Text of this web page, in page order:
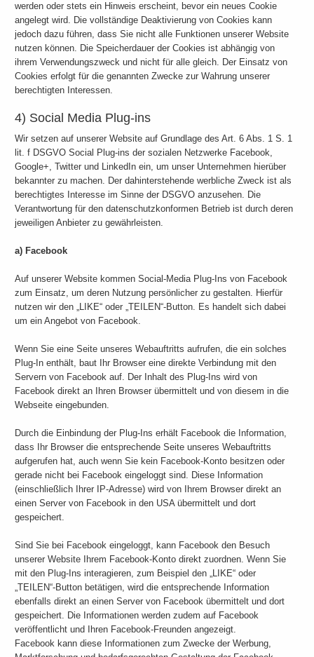
werden oder stets ein Hinweis erscheint, bevor ein neues Cookie
angelegt wird. Die vollständige Deaktivierung von Cookies kann
jedoch dazu führen, dass Sie nicht alle Funktionen unserer Website
nutzen können. Die Speicherdauer der Cookies ist abhängig von
ihrem Verwendungszweck und nicht für alle gleich. Der Einsatz von
Cookies erfolgt für die genannten Zwecke zur Wahrung unserer
berechtigten Interessen.
4) Social Media Plug-ins
Wir setzen auf unserer Website auf Grundlage des Art. 6 Abs. 1 S. 1
lit. f DSGVO Social Plug-ins der sozialen Netzwerke Facebook,
Google+, Twitter und LinkedIn ein, um unser Unternehmen hierüber
bekannter zu machen. Der dahinterstehende werbliche Zweck ist als
berechtigtes Interesse im Sinne der DSGVO anzusehen. Die
Verantwortung für den datenschutzkonformen Betrieb ist durch deren
jeweiligen Anbieter zu gewährleisten.
a) Facebook
Auf unserer Website kommen Social-Media Plug-Ins von Facebook
zum Einsatz, um deren Nutzung persönlicher zu gestalten. Hierfür
nutzen wir den „LIKE“ oder „TEILEN“-Button. Es handelt sich dabei
um ein Angebot von Facebook.
Wenn Sie eine Seite unseres Webauftritts aufrufen, die ein solches
Plug-In enthält, baut Ihr Browser eine direkte Verbindung mit den
Servern von Facebook auf. Der Inhalt des Plug-Ins wird von
Facebook direkt an Ihren Browser übermittelt und von diesem in die
Webseite eingebunden.
Durch die Einbindung der Plug-Ins erhält Facebook die Information,
dass Ihr Browser die entsprechende Seite unseres Webauftritts
aufgerufen hat, auch wenn Sie kein Facebook-Konto besitzen oder
gerade nicht bei Facebook eingeloggt sind. Diese Information
(einschließlich Ihrer IP-Adresse) wird von Ihrem Browser direkt an
einen Server von Facebook in den USA übermittelt und dort
gespeichert.
Sind Sie bei Facebook eingeloggt, kann Facebook den Besuch
unserer Website Ihrem Facebook-Konto direkt zuordnen. Wenn Sie
mit den Plug-Ins interagieren, zum Beispiel den „LIKE“ oder
„TEILEN“-Button betätigen, wird die entsprechende Information
ebenfalls direkt an einen Server von Facebook übermittelt und dort
gespeichert. Die Informationen werden zudem auf Facebook
veröffentlicht und Ihren Facebook-Freunden angezeigt.
Facebook kann diese Informationen zum Zwecke der Werbung,